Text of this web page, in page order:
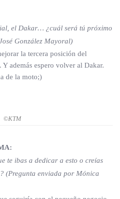
el Dakar… ¿cuál será tú próximo
González Mayoral)
la tercera posición del
además espero volver al Dakar.
de la moto;)
©KTM
te ibas a dedicar a esto o creías
(Pregunta enviada por Mónica